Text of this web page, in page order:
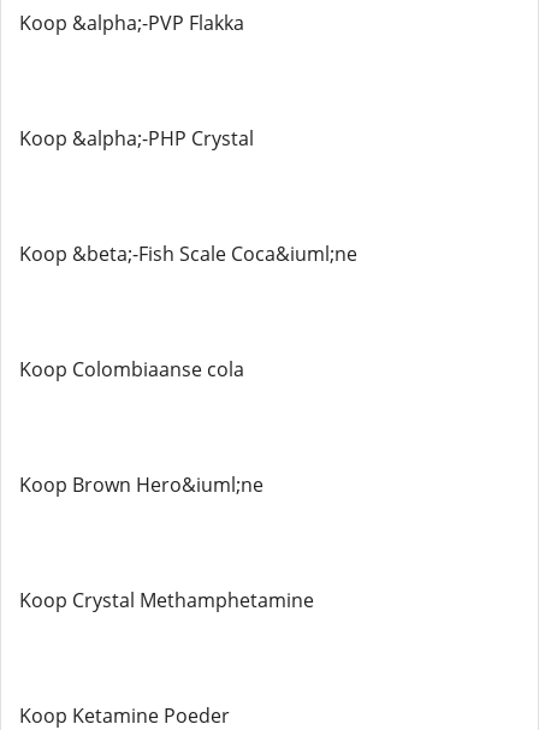
Koop &alpha;-PVP Flakka
Koop &alpha;-PHP Crystal
Koop &beta;-Fish Scale Coca&iuml;ne
Koop Colombiaanse cola
Koop Brown Hero&iuml;ne
Koop Crystal Methamphetamine
Koop Ketamine Poeder